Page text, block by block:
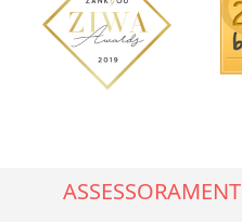
ASSESSORAMENT